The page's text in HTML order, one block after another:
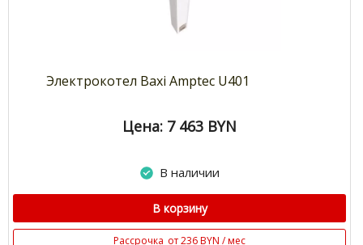
Электрокотел Baxi Amptec U401
Цена: 7 463 BYN
В наличии
В корзину
Рассрочка от 236 BYN / мес